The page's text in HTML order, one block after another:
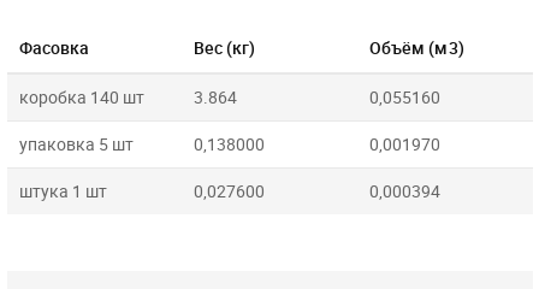
Фасовка Вес (кг) Объём (м3)
коробка 140 шт 3.864 0,055160
упаковка 5 шт 0,138000 0,001970
штука 1 шт 0,027600 0,000394